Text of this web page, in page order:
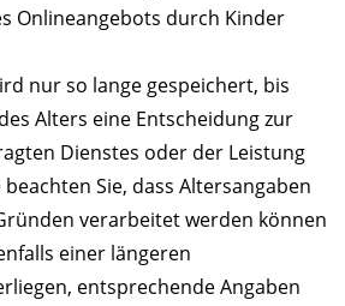
Onlineangebots durch Kinder
nur so lange gespeichert, bis
Alters eine Entscheidung zur
Dienstes oder der Leistung
Sie, dass Altersangaben
verarbeitet werden können
einer längeren
entsprechende Angaben